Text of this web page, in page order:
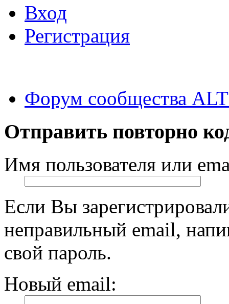
Вход
Регистрация
Форум сообщества
Отправить повторно
Имя пользователя или
Если Вы
неправильный email,
свой пароль.
Новый email: